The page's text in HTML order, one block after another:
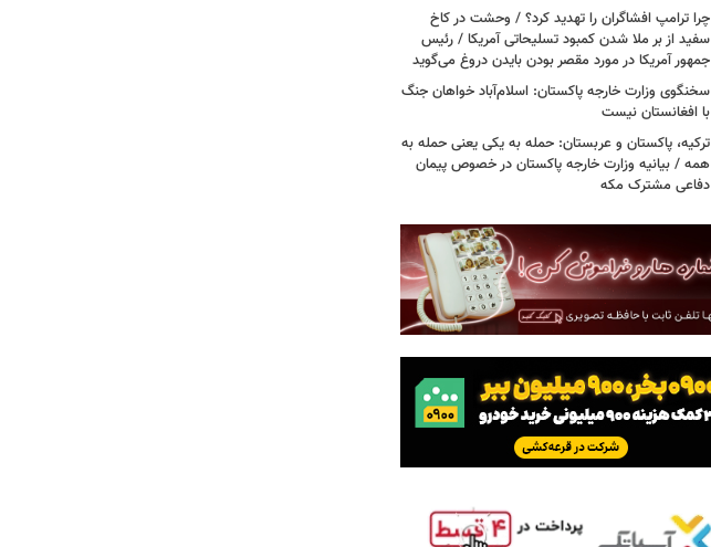
چرا ترامپ افشاگران را تهدید کرد؟ / وحشت در کاخ
سفید از بر ملا شدن کمبود تسلیحاتی آمریکا / رئیس
جمهور آمریکا در مورد مقصر بودن بایدن دروغ می‌گوید
سخنگوی وزارت خارجه پاکستان: اسلام‌آباد خواهان جنگ
با افغانستان نیست
ترکیه، پاکستان و عربستان: حمله به یکی یعنی حمله به
همه / بیانیه وزارت خارجه پاکستان در خصوص پیمان
دفاعی مشترک مکه